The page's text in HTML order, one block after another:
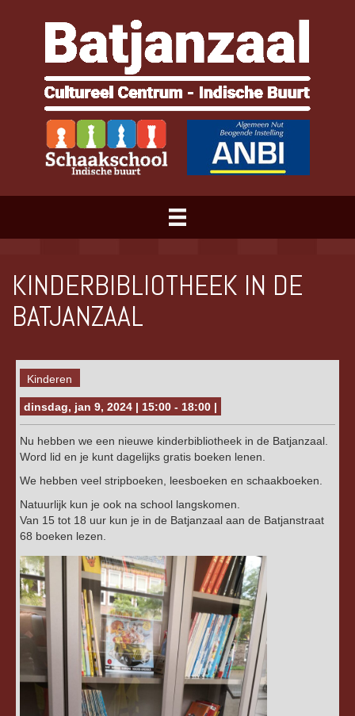
KINDERBIBLIOTHEEK IN DE
BATJANZAAL
Kinderen
dinsdag, jan 9, 2024 | 15:00 - 18:00 |
Nu hebben we een nieuwe kinderbibliotheek in de Batjanzaal.
Word lid en je kunt dagelijks gratis boeken lenen.
We hebben veel stripboeken, leesboeken en schaakboeken.
Natuurlijk kun je ook na school langskomen.
Van 15 tot 18 uur kun je in de Batjanzaal aan de Batjanstraat
68 boeken lezen.